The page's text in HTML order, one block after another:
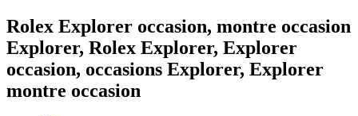
Rolex Explorer occasion, montre occasion
Explorer, Rolex Explorer, Explorer
occasion, occasions Explorer, Explorer
montre occasion